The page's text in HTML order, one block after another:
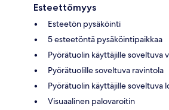
Esteettömyys
Esteetön pysäköinti
5 esteetöntä pysäköintipaikkaa
Pyörätuolin käyttäjille soveltuva
Pyörätuolille soveltuva ravintola
Pyörätuolin käyttäjille soveltuva
Visuaalinen palovaroitin